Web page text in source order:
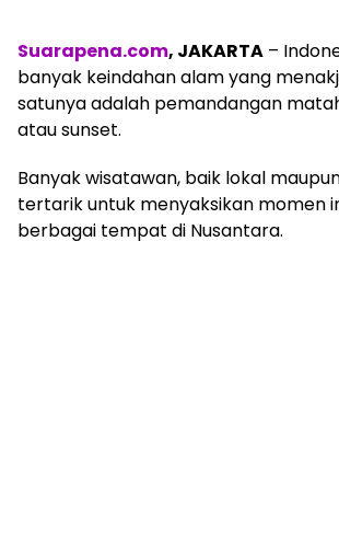
Suarapena.com, JAKARTA –
banyak keindahan alam yang
satunya adalah pemandangan
atau sunset.
Banyak wisatawan, baik lokal
tertarik untuk menyaksikan momen
berbagai tempat di Nusantara.